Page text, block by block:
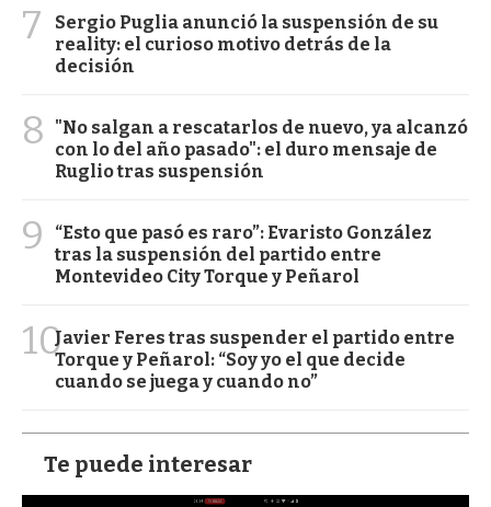
7
Sergio Puglia anunció la suspensión de su
reality: el curioso motivo detrás de la
decisión
8
"No salgan a rescatarlos de nuevo, ya alcanzó
con lo del año pasado": el duro mensaje de
Ruglio tras suspensión
9
“Esto que pasó es raro”: Evaristo González
tras la suspensión del partido entre
Montevideo City Torque y Peñarol
10Javier Feres tras suspender el partido entre
Torque y Peñarol: “Soy yo el que decide
cuando se juega y cuando no”
Te puede interesar